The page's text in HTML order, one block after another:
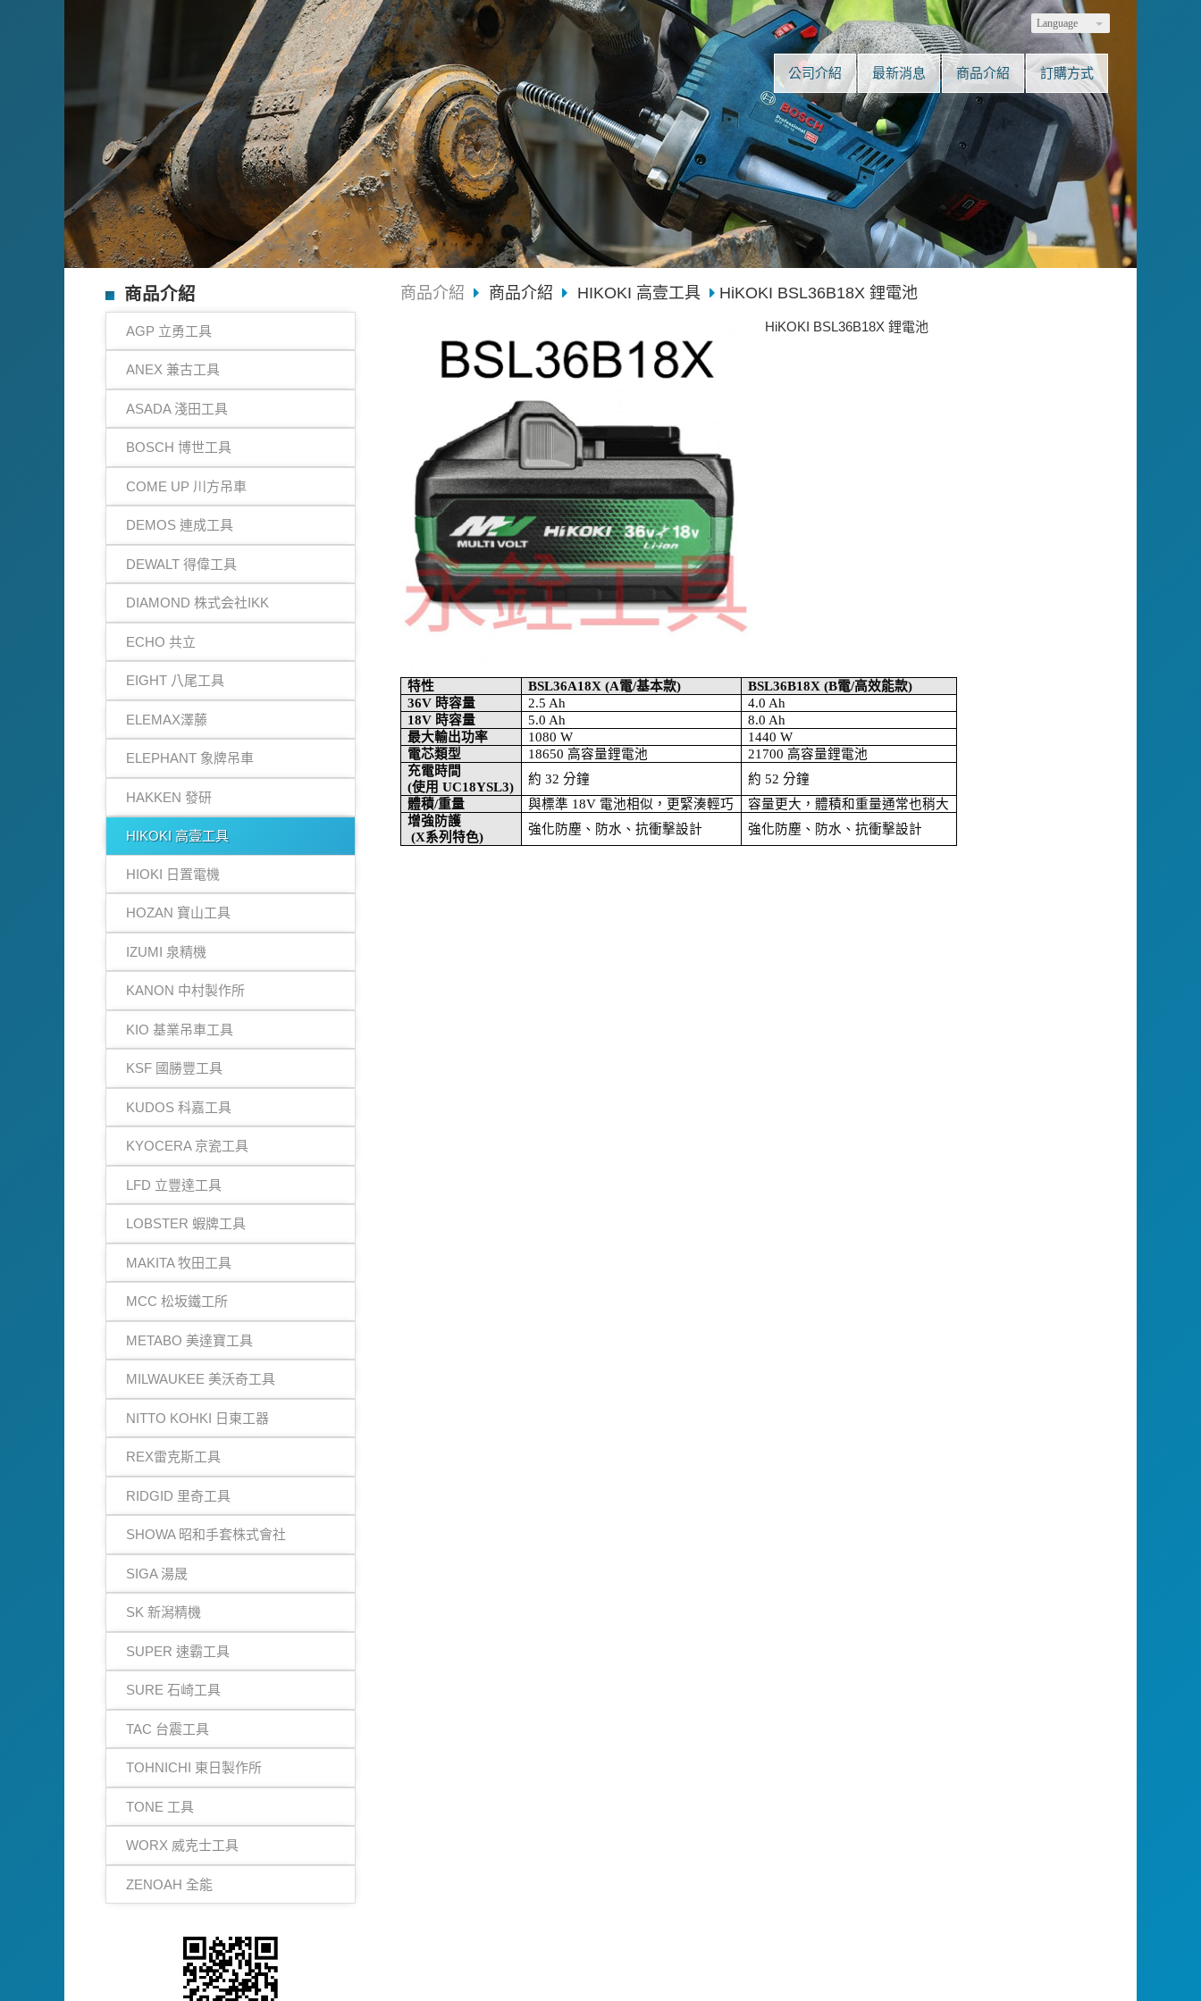
Language
公司介紹 最新消息 商品介紹 訂購方式
商品介紹
AGP 立勇工具
ANEX 兼古工具
ASADA 淺田工具
BOSCH 博世工具
COME UP 川方吊車
DEMOS 連成工具
DEWALT 得偉工具
DIAMOND 株式会社IKK
ECHO 共立
EIGHT 八尾工具
ELEMAX澤藤
ELEPHANT 象牌吊車
HAKKEN 發研
HIKOKI 高壹工具
HIOKI 日置電機
HOZAN 寶山工具
IZUMI 泉精機
KANON 中村製作所
KIO 基業吊車工具
KSF 國勝豐工具
KUDOS 科嘉工具
KYOCERA 京瓷工具
LFD 立豐達工具
LOBSTER 蝦牌工具
MAKITA 牧田工具
MCC 松坂鐵工所
METABO 美達寶工具
MILWAUKEE 美沃奇工具
NITTO KOHKI 日東工器
REX雷克斯工具
RIDGID 里奇工具
SHOWA 昭和手套株式會社
SIGA 湯晟
SK 新潟精機
SUPER 速霸工具
SURE 石崎工具
TAC 台震工具
TOHNICHI 東日製作所
TONE 工具
WORX 威克士工具
ZENOAH 全能
商品介紹 商品介紹 HIKOKI 高壹工具 HiKOKI BSL36B18X 鋰電池
HiKOKI BSL36B18X 鋰電池
特性 BSL36A18X (A電/基本款) BSL36B18X (B電/高效能款)
36V 時容量 2.5 Ah
4.0 Ah
18V 時容量 5.0 Ah
8.0 Ah
最大輸出功率
1080 W
1440 W
電芯類型
18650高容量鋰電池 21700高容量鋰電池
充電時間
(使用 UC18YSL3)
約 32分鐘 約 52分鐘
體積/重量 與標準 18V 電池相似，更緊湊輕巧
容量更大，體積和重量通常也稍大
增強防護
(X系列特色)
強化防塵、防水、抗衝擊設計 強化防塵、防水、抗衝擊設計